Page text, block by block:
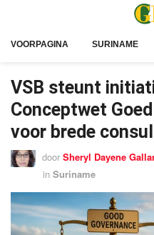
VOORPAGINA SURINAME
VSB steunt
Conceptwet
voor brede
door Sheryl Dayene
in Suriname